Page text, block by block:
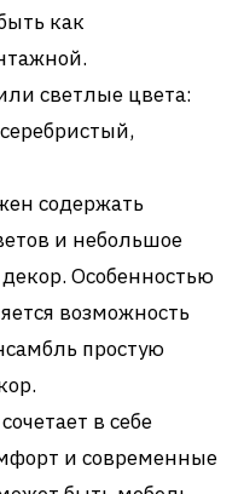
как
светлые цвета:
содержать
и небольшое
Особенностью
возможность
простую
в себе
и современные